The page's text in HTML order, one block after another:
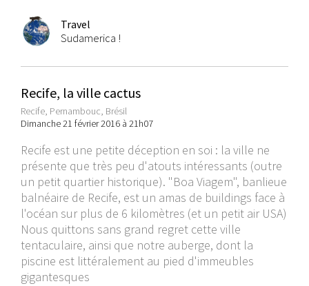
Travel
Sudamerica !
Recife, la ville cactus
Recife, Pernambouc, Brésil
Dimanche 21 février 2016 à 21h07
Recife est une petite déception en soi : la ville ne
présente que très peu d'atouts intéressants (outre
un petit quartier historique). "Boa Viagem", banlieue
balnéaire de Recife, est un amas de buildings face à
l'océan sur plus de 6 kilomètres (et un petit air USA)
Nous quittons sans grand regret cette ville
tentaculaire, ainsi que notre auberge, dont la
piscine est littéralement au pied d'immeubles
gigantesques